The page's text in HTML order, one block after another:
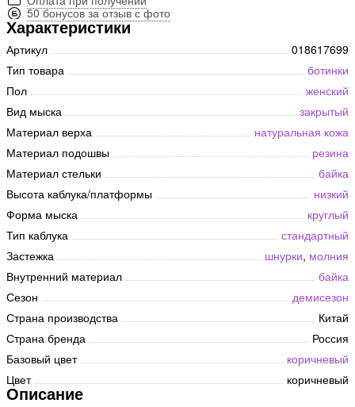
50 бонусов за отзыв с фото
Характеристики
Артикул
018617699
Тип товара
ботинки
Пол
женский
Вид мыска
закрытый
Материал верха
натуральная кожа
Материал подошвы
резина
Материал стельки
байка
Высота каблука/платформы
низкий
Форма мыска
круглый
Тип каблука
стандартный
Застежка
шнурки, молния
Внутренний материал
байка
Сезон
демисезон
Страна производства
Китай
Страна бренда
Россия
Базовый цвет
коричневый
Цвет
коричневый
Описание